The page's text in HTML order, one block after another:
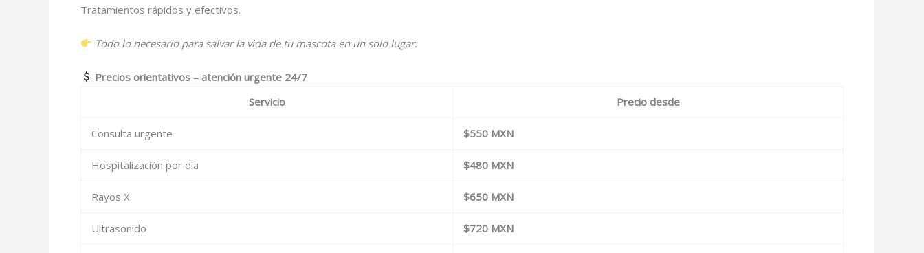
Tratamientos rápidos y efectivos.
Todo lo necesario para salvar la vida de tu mascota en un solo lugar.
Precios orientativos – atención urgente 24/7
Servicio
Precio desde
Consulta urgente $550 MXN
Hospitalización por día $480 MXN
Rayos X $650 MXN
Ultrasonido $720 MXN